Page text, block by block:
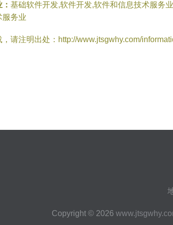
基础软件开发,软件开发,软件和信息技术服务
服务业
请注明出处：http://www.jtsgwhy.com/
Copyright © 2026